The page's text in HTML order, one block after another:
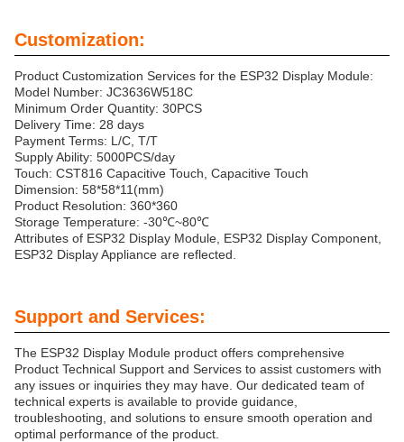
Customization:
Product Customization Services for the ESP32 Display Module:
Model Number: JC3636W518C
Minimum Order Quantity: 30PCS
Delivery Time: 28 days
Payment Terms: L/C, T/T
Supply Ability: 5000PCS/day
Touch: CST816 Capacitive Touch, Capacitive Touch
Dimension: 58*58*11(mm)
Product Resolution: 360*360
Storage Temperature: -30℃~80℃
Attributes of ESP32 Display Module, ESP32 Display Component,
ESP32 Display Appliance are reflected.
Support and Services:
The ESP32 Display Module product offers comprehensive
Product Technical Support and Services to assist customers with
any issues or inquiries they may have. Our dedicated team of
technical experts is available to provide guidance,
troubleshooting, and solutions to ensure smooth operation and
optimal performance of the product.